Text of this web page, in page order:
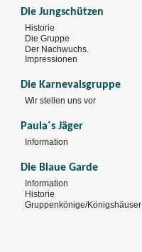
Die Jungschützen
Historie
Die Gruppe
Der Nachwuchs.
Impressionen
Die Karnevalsgruppe
Wir stellen uns vor
Paula´s Jäger
Information
Die Blaue Garde
Information
Historie
Gruppenkönige/Königshäuser